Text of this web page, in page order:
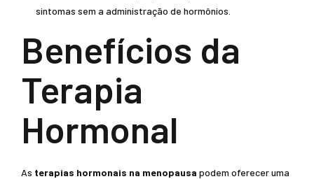
sintomas sem a administração de hormônios.
Benefícios da
Terapia
Hormonal
As terapias hormonais na menopausa podem oferecer uma